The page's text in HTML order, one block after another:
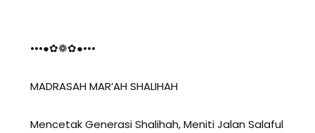
•••●✿❁✿●•••
MADRASAH MAR’AH SHALIHAH
Mencetak Generasi Shalihah, Meniti Jalan Salaful